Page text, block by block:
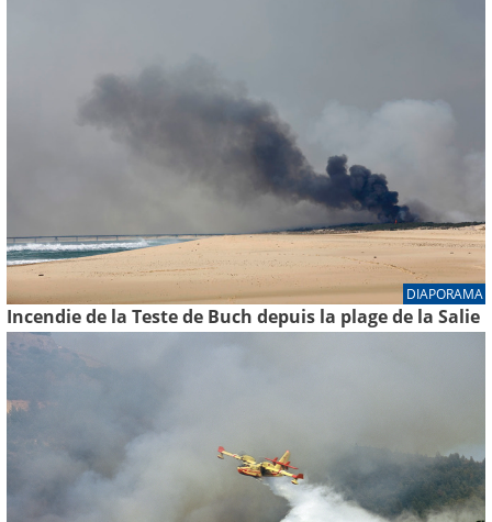
DIAPORAMA
Incendie de la Teste de Buch depuis la plage de la Salie